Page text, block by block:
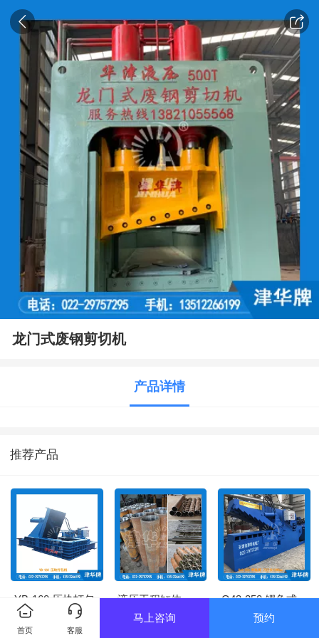
龙门式废钢剪切机
产品详情
推荐产品
YB-160 压块打包
机
液压工程缸体
Q43-250 鳄鱼式
首页 客服
马上咨询 预约